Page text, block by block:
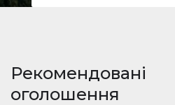
Рекомендовані
оголошення